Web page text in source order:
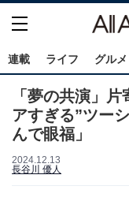
連載 ライフ グルメ
「夢の共演」
アすぎる”ツー
んで眼福」
2024.12.13
長谷川 優人